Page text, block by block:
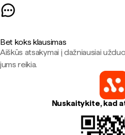
Bet koks klausimas
Aiškūs atsakymai į dažniausiai
jums reikia.
Nuskaitykite, kad